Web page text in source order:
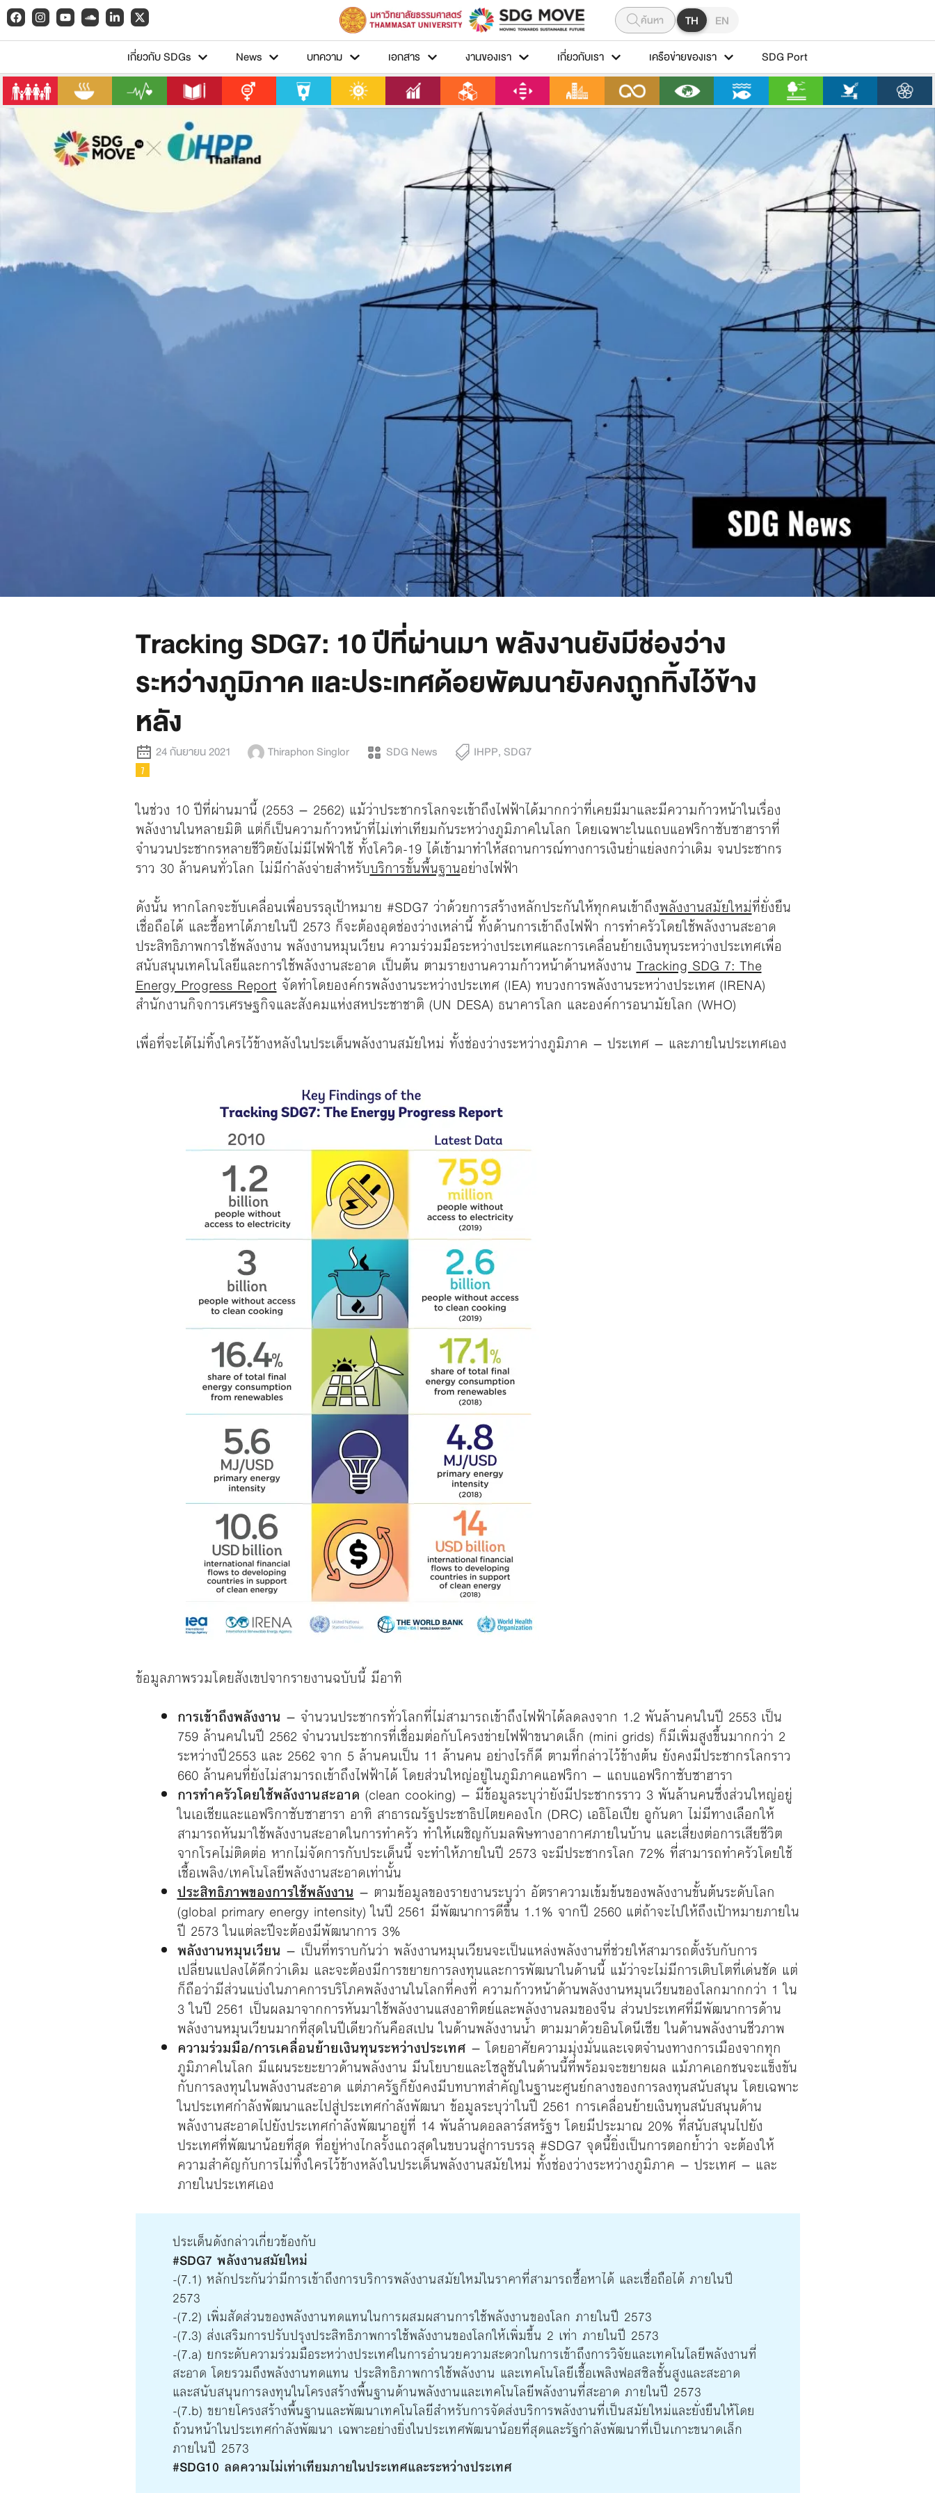
ค้นหา TH EN
เกี่ยวกับ SDGs News บทความ เอกสาร งานของเรา เกี่ยวกับเรา เครือข่ายของเรา SDG Port
Tracking SDG7: 10 ปีที่ผ่านมา พลังงานยังมีช่องว่าง
ระหว่างภูมิภาค และประเทศด้อยพัฒนายังคงถูกทิ้งไว้ข้าง
หลัง
24 กันยายน 2021 Thiraphon Singlor SDG News IHPP, SDG7
ในช่วง 10 ปีที่ผ่านมานี้ (2553 – 2562) แม้ว่าประชากรโลกจะเข้าถึงไฟฟ้าได้มากกว่าที่เคยมีมาและมีความก้าวหน้าในเรื่อง
พลังงานในหลายมิติ แต่ก็เป็นความก้าวหน้าที่ไม่เท่าเทียมกันระหว่างภูมิภาคในโลก โดยเฉพาะในแถบแอฟริกาซับซาฮาราที่
จำนวนประชากรหลายชีวิตยังไม่มีไฟฟ้าใช้ ทั้งโควิด-19 ได้เข้ามาทำให้สถานการณ์ทางการเงินย่ำแย่ลงกว่าเดิม จนประชากร
ราว 30 ล้านคนทั่วโลก ไม่มีกำลังจ่ายสำหรับบริการขั้นพื้นฐานอย่างไฟฟ้า
ดังนั้น หากโลกจะขับเคลื่อนเพื่อบรรลุเป้าหมาย #SDG7 ว่าด้วยการสร้างหลักประกันให้ทุกคนเข้าถึงพลังงานสมัยใหม่ที่ยั่งยืน
เชื่อถือได้ และซื้อหาได้ภายในปี 2573 ก็จะต้องอุดช่องว่างเหล่านี้ ทั้งด้านการเข้าถึงไฟฟ้า การทำครัวโดยใช้พลังงานสะอาด
ประสิทธิภาพการใช้พลังงาน พลังงานหมุนเวียน ความร่วมมือระหว่างประเทศและการเคลื่อนย้ายเงินทุนระหว่างประเทศเพื่อ
สนับสนุนเทคโนโลยีและการใช้พลังงานสะอาด เป็นต้น ตามรายงานความก้าวหน้าด้านหลังงานTracking SDG 7: The
Energy Progress Reportจัดทำโดยองค์กรพลังงานระหว่างประเทศ (IEA) ทบวงการพลังงานระหว่างประเทศ (IRENA)
สำนักงานกิจการเศรษฐกิจและสังคมแห่งสหประชาชาติ (UN DESA) ธนาคารโลก และองค์การอนามัยโลก (WHO)
เพื่อที่จะได้ไม่ทิ้งใครไว้ข้างหลังในประเด็นพลังงานสมัยใหม่ ทั้งช่องว่างระหว่างภูมิภาค – ประเทศ – และภายในประเทศเอง
ข้อมูลภาพรวมโดยสังเขปจากรายงานฉบับนี้ มีอาทิ
การเข้าถึงพลังงาน – จำนวนประชากรทั่วโลกที่ไม่สามารถเข้าถึงไฟฟ้าได้ลดลงจาก 1.2 พันล้านคนในปี 2553 เป็น
759 ล้านคนในปี 2562 จำนวนประชากรที่เชื่อมต่อกับโครงข่ายไฟฟ้าขนาดเล็ก (mini grids) ก็มีเพิ่มสูงขึ้นมากกว่า 2
ระหว่างปี 2553 และ 2562 จาก 5 ล้านคนเป็น 11 ล้านคน อย่างไรก็ดี ตามที่กล่าวไว้ข้างต้น ยังคงมีประชากรโลกราว
660 ล้านคนที่ยังไม่สามารถเข้าถึงไฟฟ้าได้ โดยส่วนใหญ่อยู่ในภูมิภาคแอฟริกา – แถบแอฟริกาซับซาฮารา
การทำครัวโดยใช้พลังงานสะอาด (clean cooking) – มีข้อมูลระบุว่ายังมีประชากรราว 3 พันล้านคนซึ่งส่วนใหญ่อยู่
ในเอเชียและแอฟริกาซับซาฮารา อาทิ สาธารณรัฐประชาธิปไตยคองโก (DRC) เอธิโอเปีย อูกันดา ไม่มีทางเลือกให้
สามารถหันมาใช้พลังงานสะอาดในการทำครัว ทำให้เผชิญกับมลพิษทางอากาศภายในบ้าน และเสี่ยงต่อการเสียชีวิต
จากโรคไม่ติดต่อ หากไม่จัดการกับประเด็นนี้ จะทำให้ภายในปี 2573 จะมีประชากรโลก 72% ที่สามารถทำครัวโดยใช้
เชื้อเพลิง/เทคโนโลยีพลังงานสะอาดเท่านั้น
ประสิทธิภาพของการใช้พลังงาน – ตามข้อมูลของรายงานระบุว่า อัตราความเข้มข้นของพลังงานขั้นต้นระดับโลก
(global primary energy intensity) ในปี 2561 มีพัฒนาการดีขึ้น 1.1% จากปี 2560 แต่ถ้าจะไปให้ถึงเป้าหมายภายใน
ปี 2573 ในแต่ละปีจะต้องมีพัฒนาการ 3%
พลังงานหมุนเวียน – เป็นที่ทราบกันว่า พลังงานหมุนเวียนจะเป็นแหล่งพลังงานที่ช่วยให้สามารถตั้งรับกับการ
เปลี่ยนแปลงได้ดีกว่าเดิม และจะต้องมีการขยายการลงทุนและการพัฒนาในด้านนี้ แม้ว่าจะไม่มีการเติบโตที่เด่นชัด แต่
ก็ถือว่ามีส่วนแบ่งในภาคการบริโภคพลังงานในโลกที่คงที่ ความก้าวหน้าด้านพลังงานหมุนเวียนของโลกมากกว่า 1 ใน
3 ในปี 2561 เป็นผลมาจากการหันมาใช้พลังงานแสงอาทิตย์และพลังงานลมของจีน ส่วนประเทศที่มีพัฒนาการด้าน
พลังงานหมุนเวียนมากที่สุดในปีเดียวกันคือสเปน ในด้านพลังงานน้ำ ตามมาด้วยอินโดนีเซีย ในด้านพลังงานชีวภาพ
ความร่วมมือ/การเคลื่อนย้ายเงินทุนระหว่างประเทศ – โดยอาศัยความมุ่งมั่นและเจตจำนงทางการเมืองจากทุก
ภูมิภาคในโลก มีแผนระยะยาวด้านพลังงาน มีนโยบายและโซลูชันในด้านนี้ที่พร้อมจะขยายผล แม้ภาคเอกชนจะแข็งขัน
กับการลงทุนในพลังงานสะอาด แต่ภาครัฐก็ยังคงมีบทบาทสำคัญในฐานะศูนย์กลางของการลงทุนสนับสนุน โดยเฉพาะ
ในประเทศกำลังพัฒนาและไปสู่ประเทศกำลังพัฒนา ข้อมูลระบุว่าในปี 2561 การเคลื่อนย้ายเงินทุนสนับสนุนด้าน
พลังงานสะอาดไปยังประเทศกำลังพัฒนาอยู่ที่ 14 พันล้านดอลลาร์สหรัฐฯ โดยมีประมาณ 20% ที่สนับสนุนไปยัง
ประเทศที่พัฒนาน้อยที่สุด ที่อยู่ห่างไกลรั้งแถวสุดในขบวนสู่การบรรลุ #SDG7 จุดนี้ยิ่งเป็นการตอกย้ำว่า จะต้องให้
ความสำคัญกับการไม่ทิ้งใครไว้ข้างหลังในประเด็นพลังงานสมัยใหม่ ทั้งช่องว่างระหว่างภูมิภาค – ประเทศ – และ
ภายในประเทศเอง
ประเด็นดังกล่าวเกี่ยวข้องกับ
#SDG7 พลังงานสมัยใหม่
-(7.1) หลักประกันว่ามีการเข้าถึงการบริการพลังงานสมัยใหม่ในราคาที่สามารถซื้อหาได้ และเชื่อถือได้ ภายในปี
2573
-(7.2) เพิ่มสัดส่วนของพลังงานทดแทนในการผสมผสานการใช้พลังงานของโลก ภายในปี 2573
-(7.3) ส่งเสริมการปรับปรุงประสิทธิภาพการใช้พลังงานของโลกให้เพิ่มขึ้น 2 เท่า ภายในปี 2573
-(7.a) ยกระดับความร่วมมือระหว่างประเทศในการอำนวยความสะดวกในการเข้าถึงการวิจัยและเทคโนโลยีพลังงานที่
สะอาด โดยรวมถึงพลังงานทดแทน ประสิทธิภาพการใช้พลังงาน และเทคโนโลยีเชื้อเพลิงฟอสซิลชั้นสูงและสะอาด
และสนับสนุนการลงทุนในโครงสร้างพื้นฐานด้านพลังงานและเทคโนโลยีพลังงานที่สะอาด ภายในปี 2573
-(7.b) ขยายโครงสร้างพื้นฐานและพัฒนาเทคโนโลยีสำหรับการจัดส่งบริการพลังงานที่เป็นสมัยใหม่และยั่งยืนให้โดย
ถ้วนหน้าในประเทศกำลังพัฒนา เฉพาะอย่างยิ่งในประเทศพัฒนาน้อยที่สุดและรัฐกำลังพัฒนาที่เป็นเกาะขนาดเล็ก
ภายในปี 2573
#SDG10 ลดความไม่เท่าเทียมภายในประเทศและระหว่างประเทศ